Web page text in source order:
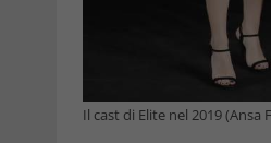
Il cast di Elite nel 2019 (Ansa